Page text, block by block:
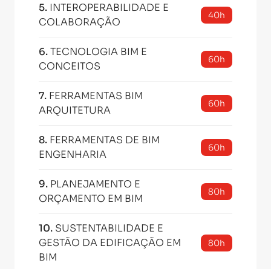
5. INTEROPERABILIDADE E
COLABORAÇÃO
40h
6.TECNOLOGIA BIM E
CONCEITOS
60h
7. FERRAMENTAS BIM
ARQUITETURA
60h
8. FERRAMENTAS DE BIM
ENGENHARIA
60h
9. PLANEJAMENTO E
ORÇAMENTO EM BIM
80h
10. SUSTENTABILIDADE E
GESTÃO DA EDIFICAÇÃO EM
BIM
80h